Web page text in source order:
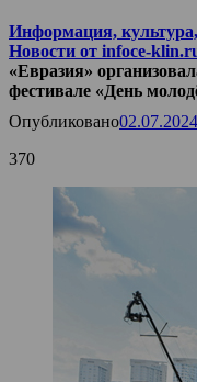
Информация,
Новости от infoce-
«Евразия»
фестивале «День
Опубликовано02.07.2024
370